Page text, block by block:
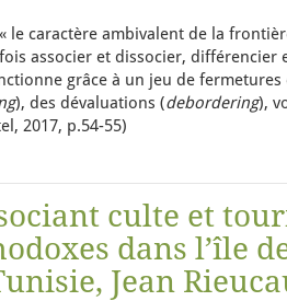
le caractère ambivalent de la
associer et dissocier, différencier
grâce à un jeu de fermetures
), des dévaluations (debordering),
2017, p.54-55)
culte et
dans l’île
Jean